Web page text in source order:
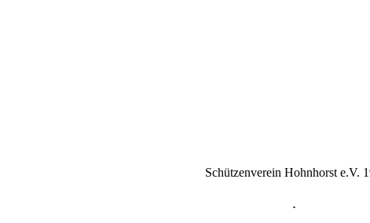
Schützenverein Hohnhorst e.V.
.